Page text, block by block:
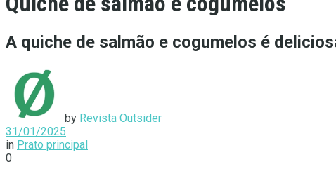
A quiche de salmão e cogumelos é
by Revista Outsider
31/01/2025
in Prato principal
0